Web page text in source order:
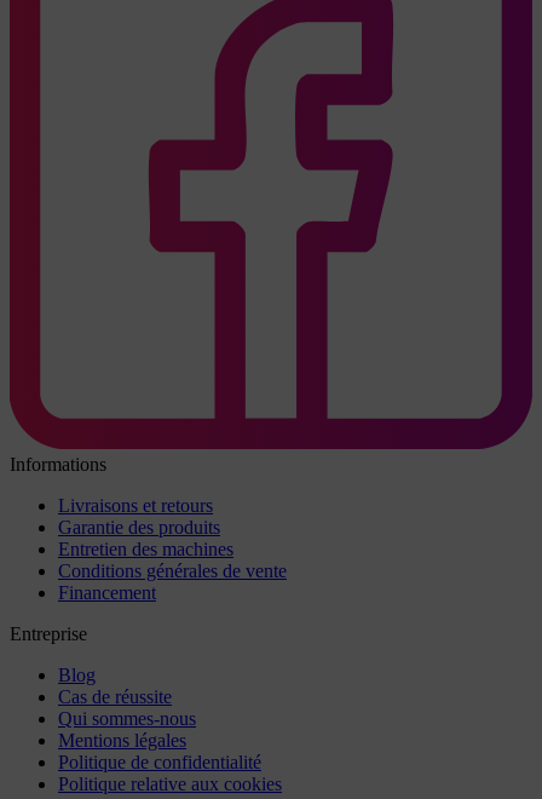
Informations
Livraisons et retours
Garantie des produits
Entretien des machines
Conditions générales de vente
Financement
Entreprise
Blog
Cas de réussite
Qui sommes-nous
Mentions légales
Politique de confidentialité
Politique relative aux cookies